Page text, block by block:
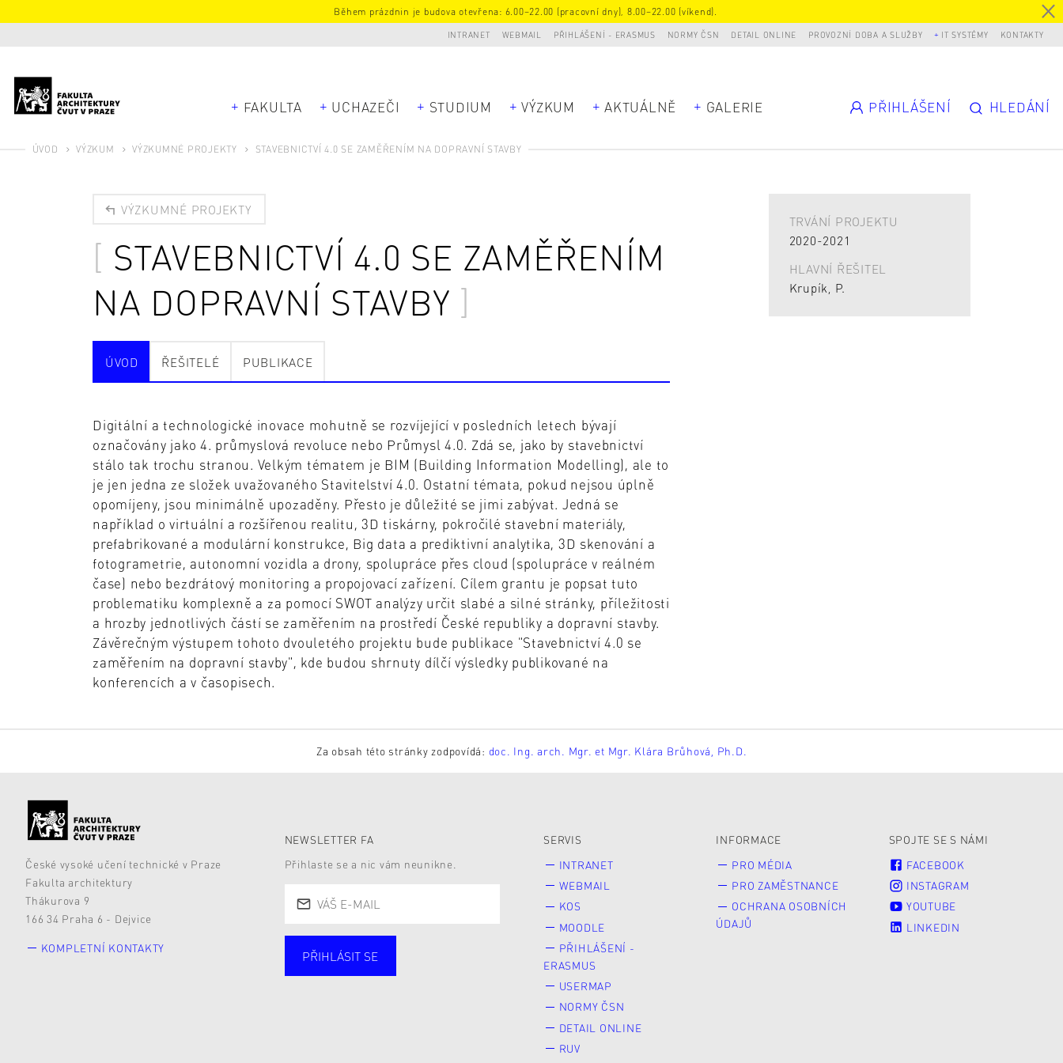
Během prázdnin je budova otevřena: 6.00–22.00 (pracovní dny), 8.00–22.00 (víkend).
INTRANET WEBMAIL PŘIHLÁŠENÍ - ERASMUS NORMY ČSN DETAIL ONLINE PROVOZNÍ DOBA A SLUŽBY IT SYSTÉMY KONTAKTY
FAKULTA UCHAZEČI STUDIUM VÝZKUM AKTUÁLNĚ GALERIE PŘIHLÁŠENÍ HLEDÁNÍ
ÚVOD VÝZKUM VÝZKUMNÉ PROJEKTY STAVEBNICTVÍ 4.0 SE ZAMĚŘENÍM NA DOPRAVNÍ STAVBY
VÝZKUMNÉ PROJEKTY
STAVEBNICTVÍ 4.0 SE ZAMĚŘENÍM
NA DOPRAVNÍ STAVBY
ÚVOD ŘEŠITELÉ PUBLIKACE
Digitální a technologické inovace mohutně se rozvíjející v posledních letech bývají
označovány jako 4. průmyslová revoluce nebo Průmysl 4.0. Zdá se, jako by stavebnictví
stálo tak trochu stranou. Velkým tématem je BIM (Building Information Modelling), ale to
je jen jedna ze složek uvažovaného Stavitelství 4.0. Ostatní témata, pokud nejsou úplně
opomíjeny, jsou minimálně upozaděny. Přesto je důležité se jimi zabývat. Jedná se
například o virtuální a rozšířenou realitu, 3D tiskárny, pokročilé stavební materiály,
prefabrikované a modulární konstrukce, Big data a prediktivní analytika, 3D skenování a
fotogrametrie, autonomní vozidla a drony, spolupráce přes cloud (spolupráce v reálném
čase) nebo bezdrátový monitoring a propojovací zařízení. Cílem grantu je popsat tuto
problematiku komplexně a za pomocí SWOT analýzy určit slabé a silné stránky, příležitosti
a hrozby jednotlivých částí se zaměřením na prostředí České republiky a dopravní stavby.
Závěrečným výstupem tohoto dvouletého projektu bude publikace "Stavebnictví 4.0 se
zaměřením na dopravní stavby", kde budou shrnuty dílčí výsledky publikované na
konferencích a v časopisech.
TRVÁNÍ PROJEKTU
2020-2021
HLAVNÍ ŘEŠITEL
Krupík, P.
Za obsah této stránky zodpovídá: doc. Ing. arch. Mgr. et Mgr. Klára Brůhová, Ph.D.
České vysoké učení technické v Praze
Fakulta architektury
Thákurova 9
166 34 Praha 6 - Dejvice
KOMPLETNÍ KONTAKTY
NEWSLETTER FA
Přihlaste se a nic vám neunikne.
Studující
PŘIHLÁSIT SE
SERVIS
INTRANET
WEBMAIL
KOS
MOODLE
PŘIHLÁŠENÍ -
ERASMUS
USERMAP
NORMY ČSN
DETAIL ONLINE
RUV
INFORMACE
PRO MÉDIA
PRO ZAMĚSTNANCE
OCHRANA OSOBNÍCH
ÚDAJŮ
SPOJTE SE S NÁMI
FACEBOOK
INSTAGRAM
YOUTUBE
LINKEDIN